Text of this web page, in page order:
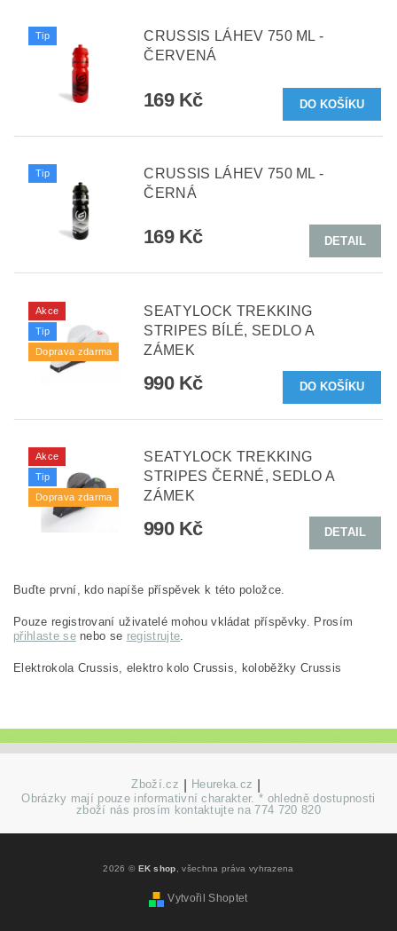
Tip
CRUSSIS LÁHEV 750 ML -
ČERVENÁ
169 Kč
Tip
CRUSSIS LÁHEV 750 ML -
ČERNÁ
169 Kč DETAIL
Akce
Tip
Doprava zdarma
SEATYLOCK TREKKING
STRIPES BÍLÉ, SEDLO A
ZÁMEK
990 Kč
Akce
Tip
Doprava zdarma
SEATYLOCK TREKKING
STRIPES ČERNÉ, SEDLO A
ZÁMEK
990 Kč DETAIL
Buďte první, kdo napíše příspěvek k této položce.
Pouze registrovaní uživatelé mohou vkládat příspěvky. Prosím
přihlaste senebo se registrujte
Elektrokola Crussis, elektro kolo Crussis, koloběžky Crussis
Zboží.cz Heureka.cz
Obrázky mají pouze informativní charakter. * ohledně dostupnosti
zboží nás prosím kontaktujte na 774 720 820
2026 © EK shop , všechna práva vyhrazena
Vytvořil Shoptet